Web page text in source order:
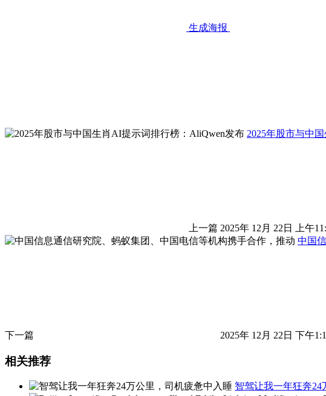
生成海报
2025年股市与中
上一篇 2025年 12月 22日 上午
中国
下一篇 2025年 12月 22日 下午
相关推荐
智驾让我一年狂奔